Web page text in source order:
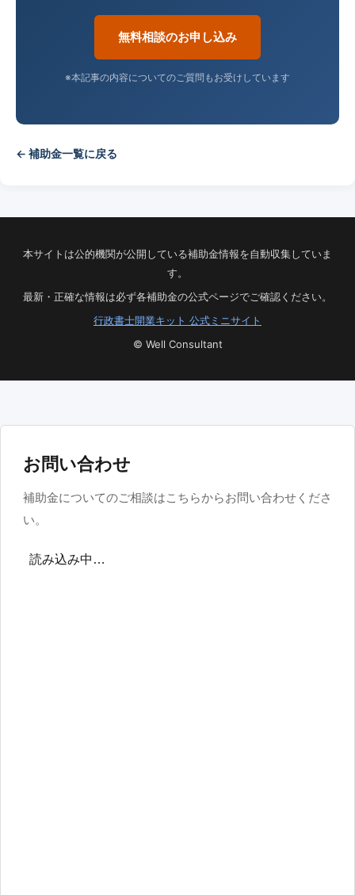
無料相談のお申し込み
※本記事の内容についてのご質問もお受けしています
← 補助金一覧に戻る
本サイトは公的機関が公開している補助金情報を自動収集していま
す。
最新・正確な情報は必ず各補助金の公式ページでご確認ください。
行政書士開業キット 公式ミニサイト
© Well Consultant
お問い合わせ
補助金についてのご相談はこちらからお問い合わせくださ
い。